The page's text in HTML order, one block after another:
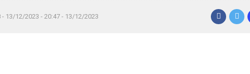
- 13/12/2023 - 20:47 - 13/12/2023